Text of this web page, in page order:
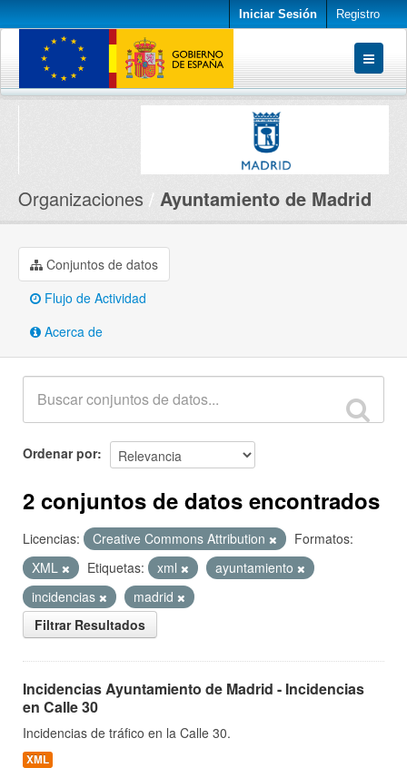
Iniciar Sesión Registro
Conjuntos de datos
Organizaciones Ayuntamiento de Madrid
Conjuntos de datos
Flujo de Actividad
Acerca de
Ordenar por
2 conjuntos de datos encontrados
Licencias: Creative Commons Attribution
Formatos:
XML
Etiquetas: xml
ayuntamiento
incidencias
madrid
Filtrar Resultados
Incidencias Ayuntamiento de Madrid - Incidencias
en Calle 30
Incidencias de tráfico en la Calle 30.
XML